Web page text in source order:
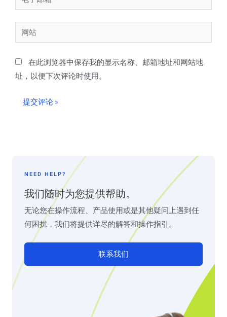
子
邮
箱
网
站
在此浏览器中保存我的显示名称、邮箱地址和网站地
址，以便下次评论时使用。
NEED HELP?
我们随时为您提供帮助。
无论您在操作流程、产品使用或是其他疑问上遇到任
何困扰，我们将提供详尽的解答和操作指引。
联系我们